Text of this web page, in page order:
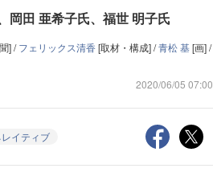
岡田 亜希子氏、福世 明子氏
] /フェリックス清香[取材・構成] /青松 基[画] /
2020/06/05 07:00
レイティブ